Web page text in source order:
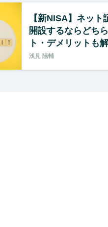
【新NISA】ネッ
開設するならどち
ト・デメリットも
浅見 陽輔